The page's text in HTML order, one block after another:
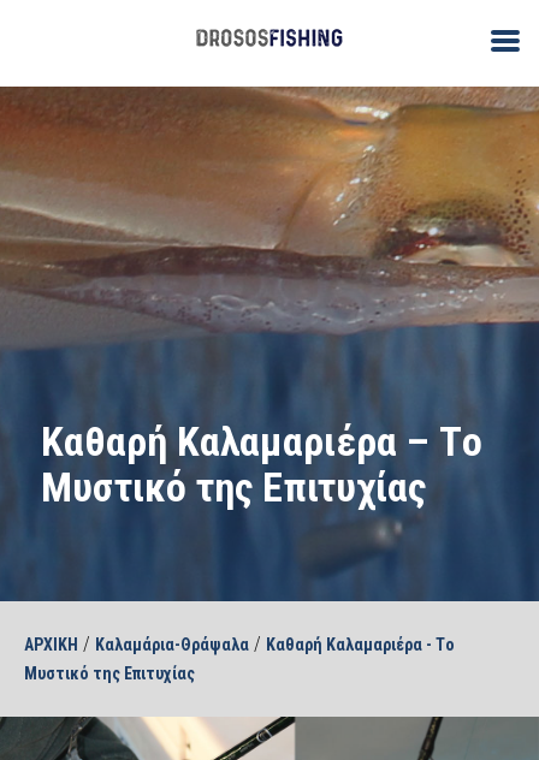
Καθαρή Καλαμαριέρα – Tο
Μυστικό της Επιτυχίας
ΑΡΧΙΚΗ / Καλαμάρια-Θράψαλα / Καθαρή Καλαμαριέρα - Tο
Μυστικό της Επιτυχίας